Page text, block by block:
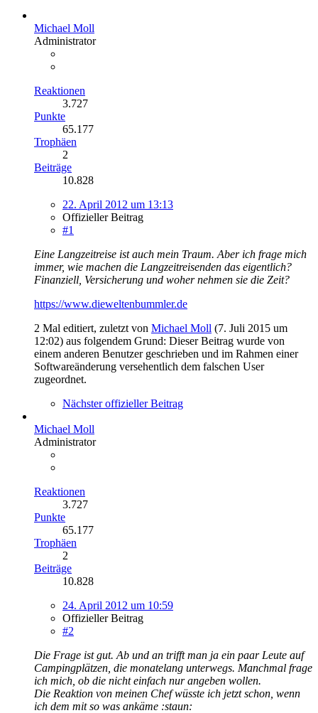
Michael Moll
Administrator
Reaktionen
3.727
Punkte
65.177
Trophäen
2
Beiträge
10.828
22. April 2012 um 13:13
Offizieller Beitrag
#1
Eine Langzeitreise ist auch mein Traum. Aber ich frage mich
immer, wie machen die Langzeitreisenden das eigentlich?
Finanziell, Versicherung und woher nehmen sie die Zeit?
https://www.dieweltenbummler.de
2 Mal editiert, zuletzt von Michael Moll (7. Juli 2015 um
12:02) aus folgendem Grund: Dieser Beitrag wurde von
einem anderen Benutzer geschrieben und im Rahmen einer
Softwareänderung versehentlich dem falschen User
zugeordnet.
Nächster offizieller Beitrag
Michael Moll
Administrator
Reaktionen
3.727
Punkte
65.177
Trophäen
2
Beiträge
10.828
24. April 2012 um 10:59
Offizieller Beitrag
#2
Die Frage ist gut. Ab und an trifft man ja ein paar Leute auf
Campingplätzen, die monatelang unterwegs. Manchmal frage
ich mich, ob die nicht einfach nur angeben wollen.
Die Reaktion von meinen Chef wüsste ich jetzt schon, wenn
ich dem mit so was ankäme :staun: